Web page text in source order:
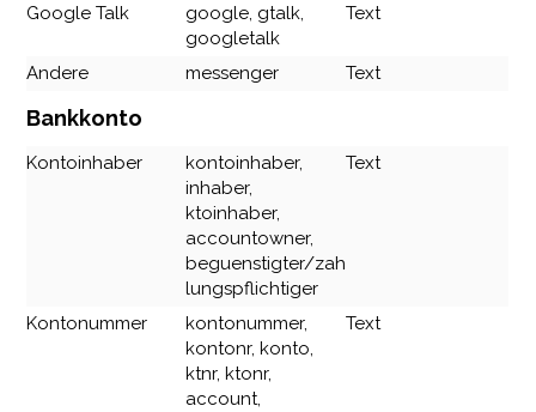
Google Talk
google, gtalk,
googletalk
Text
Andere messenger Text
Bankkonto
Kontoinhaber
kontoinhaber,
inhaber,
ktoinhaber,
accountowner,
beguenstigter/zah
lungspflichtiger
Text
Kontonummer
kontonummer,
kontonr, konto,
ktnr, ktonr,
account,
Text